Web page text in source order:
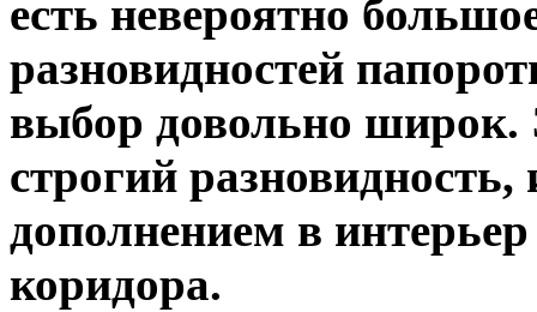
есть невероятно
разновидностей
выбор довольно широк.
строгий
дополнением в
коридора.